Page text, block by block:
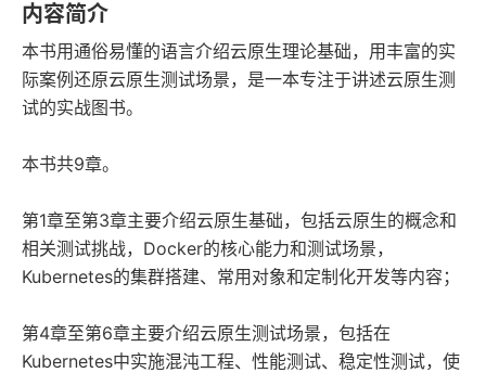
内容简介
本书用通俗易懂的语言介绍云原生理论基础，用丰富的实
际案例还原云原生测试场景，是一本专注于讲述云原生测
试的实战图书。
本书共9章。
第1章至第3章主要介绍云原生基础，包括云原生的概念和
相关测试挑战，Docker的核心能力和测试场景，
Kubernetes的集群搭建、常用对象和定制化开发等内容；
第4章至第6章主要介绍云原生测试场景，包括在
Kubernetes中实施混沌工程、性能测试、稳定性测试，使